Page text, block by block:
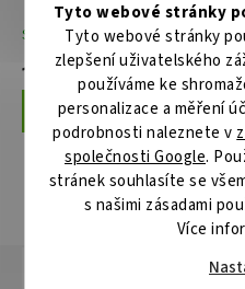
Tyto webové stránky
Tyto webové stránky
zlepšení uživatelského
používáme ke
personalizace a měření
podrobnosti naleznete v
společnosti Google.
stránek souhlasíte se
s našimi zásadami
Více
Skladem
1 697 Kč
Do košíku
ZOBRAZIT VŠECHNY
Diskuze